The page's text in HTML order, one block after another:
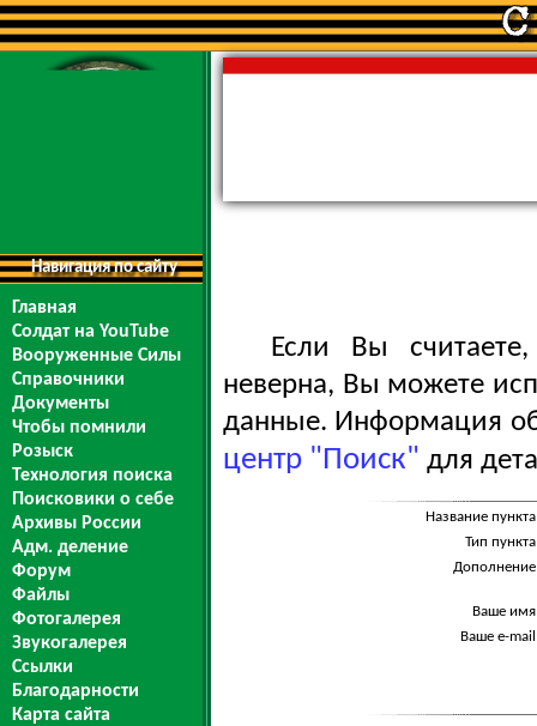
Навигация по сайту
Главная
Солдат на YouTube
Вооруженные Силы
Справочники
Документы
Чтобы помнили
Розыск
Технология поиска
Поисковики о себе
Архивы России
Адм. деление
Форум
Файлы
Фотогалерея
Звукогалерея
Ссылки
Благодарности
Карта сайта
Если Вы
неверна, Вы можете
данные. Информация
центр "Поиск" для
Название
Тип
Ваше
Ваше e-